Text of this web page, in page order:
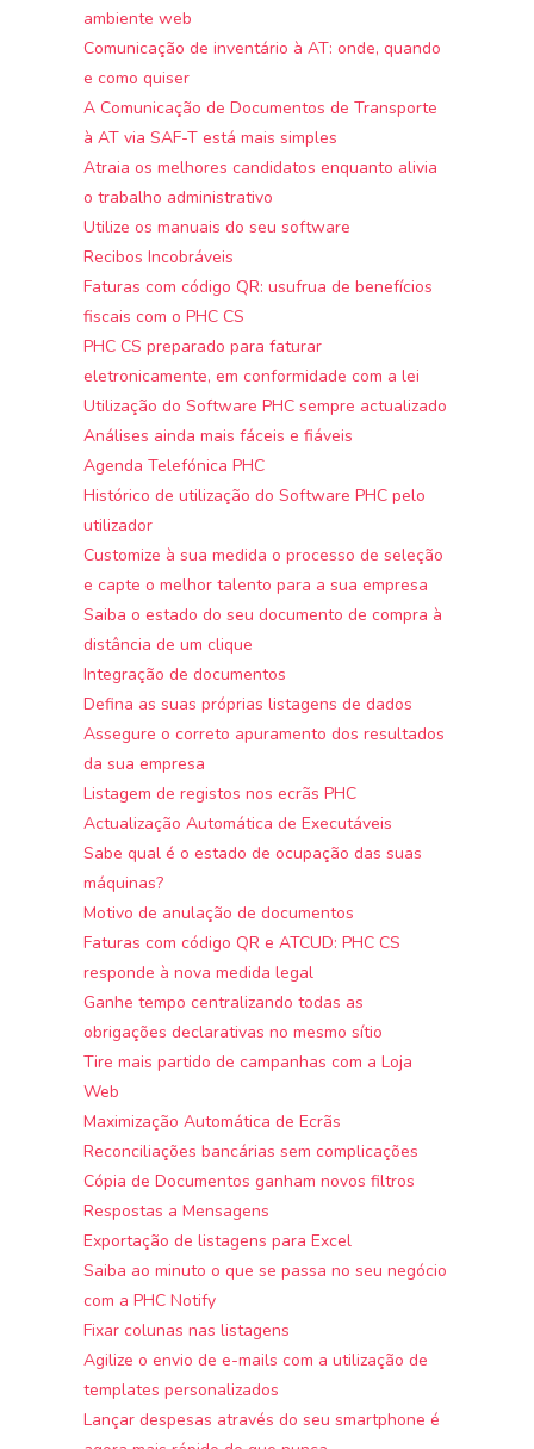
ambiente web
Comunicação de inventário à AT: onde, quando
e como quiser
A Comunicação de Documentos de Transporte
à AT via SAF-T está mais simples
Atraia os melhores candidatos enquanto alivia
o trabalho administrativo
Utilize os manuais do seu software
Recibos Incobráveis
Faturas com código QR: usufrua de benefícios
fiscais com o PHC CS
PHC CS preparado para faturar
eletronicamente, em conformidade com a lei
Utilização do Software PHC sempre actualizado
Análises ainda mais fáceis e fiáveis
Agenda Telefónica PHC
Histórico de utilização do Software PHC pelo
utilizador
Customize à sua medida o processo de seleção
e capte o melhor talento para a sua empresa
Saiba o estado do seu documento de compra à
distância de um clique
Integração de documentos
Defina as suas próprias listagens de dados
Assegure o correto apuramento dos resultados
da sua empresa
Listagem de registos nos ecrãs PHC
Actualização Automática de Executáveis
Sabe qual é o estado de ocupação das suas
máquinas?
Motivo de anulação de documentos
Faturas com código QR e ATCUD: PHC CS
responde à nova medida legal
Ganhe tempo centralizando todas as
obrigações declarativas no mesmo sítio
Tire mais partido de campanhas com a Loja
Web
Maximização Automática de Ecrãs
Reconciliações bancárias sem complicações
Cópia de Documentos ganham novos filtros
Respostas a Mensagens
Exportação de listagens para Excel
Saiba ao minuto o que se passa no seu negócio
com a PHC Notify
Fixar colunas nas listagens
Agilize o envio de e-mails com a utilização de
templates personalizados
Lançar despesas através do seu smartphone é